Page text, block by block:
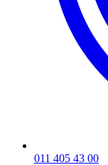
011 405 43 00